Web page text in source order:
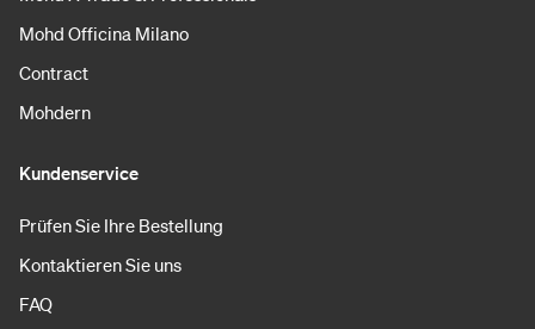
Mohd Officina Milano
Contract
Mohdern
Kundenservice
Prüfen Sie Ihre Bestellung
Kontaktieren Sie uns
FAQ